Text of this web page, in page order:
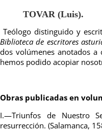
TOVAR (Luis).
Teólogo distinguidoy
Biblioteca de escritores
dos volúmenes anotados a
hemos podido acopiar
Obras publicadas en
I.—Triunfos de Nuestro
resurrección. (Salamanca,